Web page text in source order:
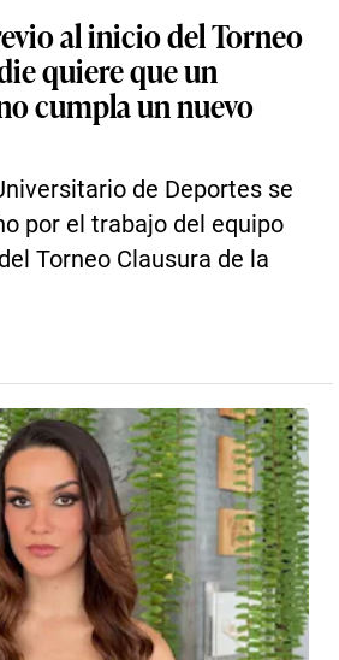
al inicio del Torneo
quiere que un
cumpla un nuevo
de Deportes se
por el trabajo del equipo
Torneo Clausura de la